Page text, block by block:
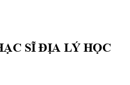
SĨ ÐỊA LÝ HỌC